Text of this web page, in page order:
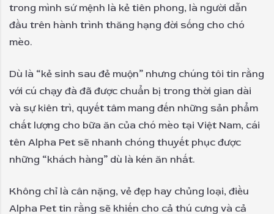
trong mình sứ mệnh là kẻ tiên phong, là người dẫn
đầu trên hành trình thăng hạng đời sống cho chó
mèo.
Dù là “kẻ sinh sau đẻ muộn” nhưng chúng tôi tin rằng
với cú chạy đà đã được chuẩn bị trong thời gian dài
và sự kiên trì, quyết tâm mang đến những sản phẩm
chất lượng cho bữa ăn của chó mèo tại Việt Nam, cái
tên Alpha Pet sẽ nhanh chóng thuyết phục được
những “khách hàng” dù là kén ăn nhất.
Không chỉ là cân nặng, vẻ đẹp hay chủng loại, điều
Alpha Pet tin rằng sẽ khiến cho cả thú cưng và cả